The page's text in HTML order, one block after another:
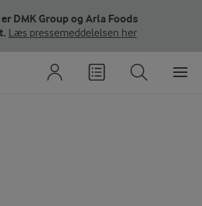
DMK Group og Arla Foods
Læs pressemeddelelsen her